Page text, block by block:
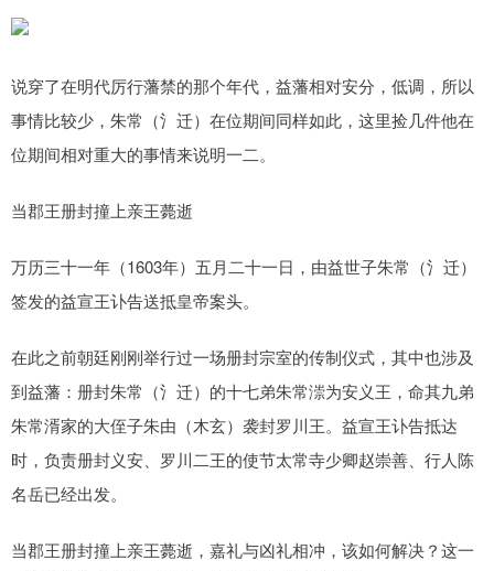
说穿了在明代厉行藩禁的那个年代，益藩相对安分，低调，所以
事情比较少，朱常（氵迁）在位期间同样如此，这里捡几件他在
位期间相对重大的事情来说明一二。
当郡王册封撞上亲王薨逝
万历三十一年（1603年）五月二十一日，由益世子朱常（氵迁）
签发的益宣王讣告送抵皇帝案头。
在此之前朝廷刚刚举行过一场册封宗室的传制仪式，其中也涉及
到益藩：册封朱常（氵迁）的十七弟朱常漴为安义王，命其九弟
朱常湑家的大侄子朱由（木玄）袭封罗川王。益宣王讣告抵达
时，负责册封义安、罗川二王的使节太常寺少卿赵崇善、行人陈
名岳已经出发。
当郡王册封撞上亲王薨逝，嘉礼与凶礼相冲，该如何解决？这一